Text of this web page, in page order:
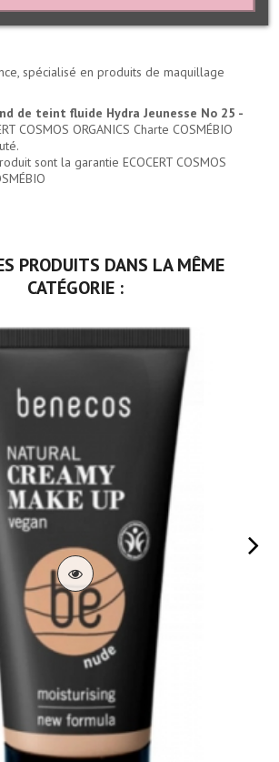
spécialisé en produits de maquillage
de teint fluide Hydra Jeunesse No 25 -
COSMOS ORGANICS Charte COSMÉBIO
sont la garantie ECOCERT COSMOS
PRODUITS DANS LA MÊME
CATÉGORIE :